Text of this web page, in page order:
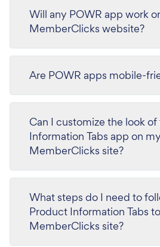
Will any POWR app work
MemberClicks website?
Are POWR apps mobile-
Can I customize the look
Information Tabs app on my
MemberClicks site?
What steps do I need to
Product Information Tabs
MemberClicks site?